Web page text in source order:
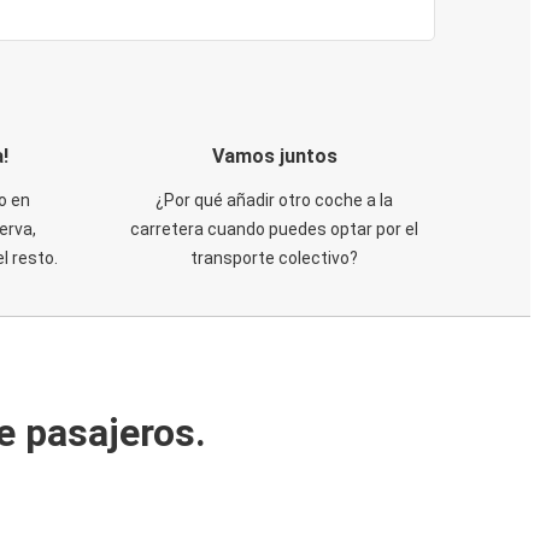
en
resto.
Vamos juntos
¿Por qué añadir otro coche a la
carretera cuando puedes optar por el
transporte colectivo?
pasajeros.